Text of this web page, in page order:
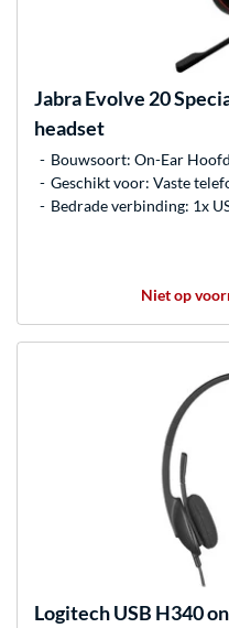
JabraEvolve 20
headset
Bouwsoort: On-Ear
Geschikt voor: Vaste
Bedrade verbinding: 1x
Niet op
LogitechUSB H340